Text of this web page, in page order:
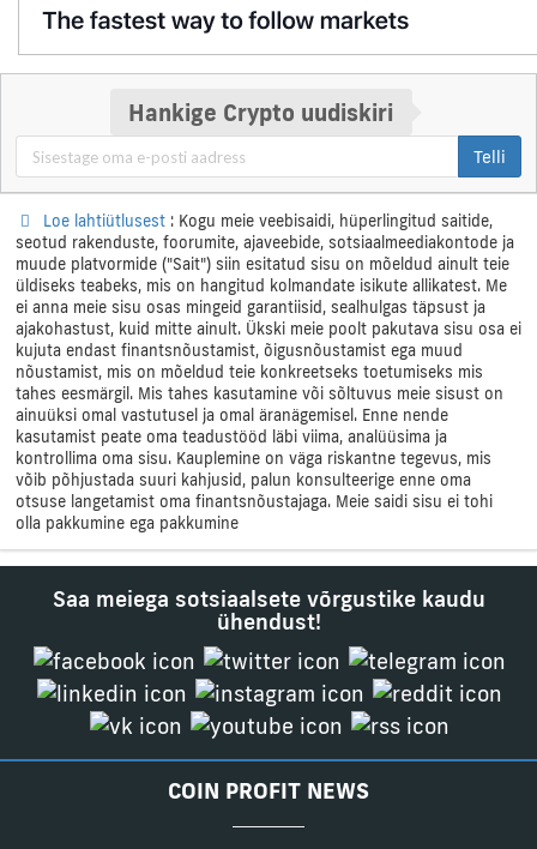
Hankige Crypto uudiskiri
Telli
Loe lahtiütlusest : Kogu meie veebisaidi, hüperlingitud saitide,
seotud rakenduste, foorumite, ajaveebide, sotsiaalmeediakontode ja
muude platvormide ("Sait") siin esitatud sisu on mõeldud ainult teie
üldiseks teabeks, mis on hangitud kolmandate isikute allikatest. Me
ei anna meie sisu osas mingeid garantiisid, sealhulgas täpsust ja
ajakohastust, kuid mitte ainult. Ükski meie poolt pakutava sisu osa ei
kujuta endast finantsnõustamist, õigusnõustamist ega muud
nõustamist, mis on mõeldud teie konkreetseks toetumiseks mis
tahes eesmärgil. Mis tahes kasutamine või sõltuvus meie sisust on
ainuüksi omal vastutusel ja omal äranägemisel. Enne nende
kasutamist peate oma teadustööd läbi viima, analüüsima ja
kontrollima oma sisu. Kauplemine on väga riskantne tegevus, mis
võib põhjustada suuri kahjusid, palun konsulteerige enne oma
otsuse langetamist oma finantsnõustajaga. Meie saidi sisu ei tohi
olla pakkumine ega pakkumine
Saa meiega sotsiaalsete võrgustike kaudu
ühendust!
COIN PROFIT NEWS